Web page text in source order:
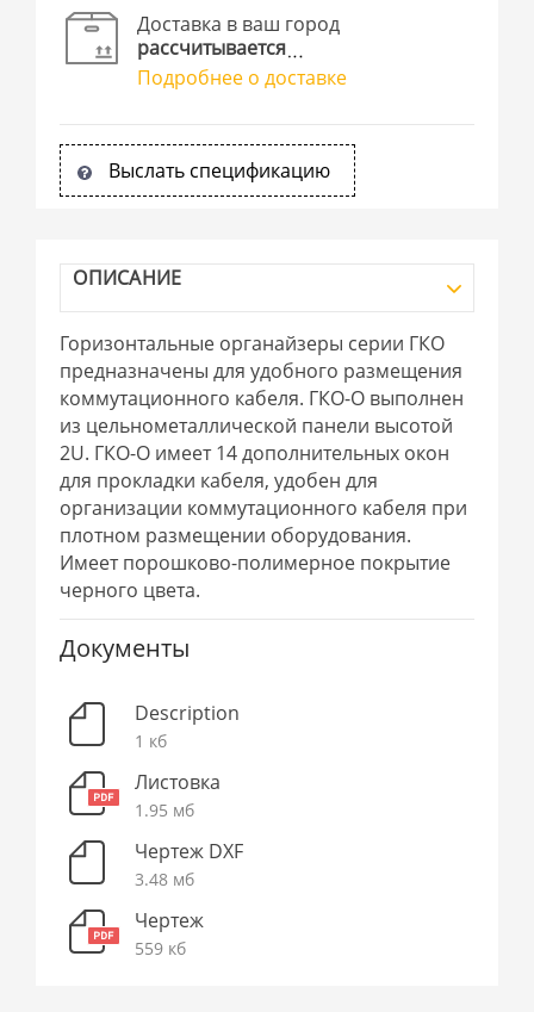
Доставка в ваш город
рассчитывается
Подробнее о доставке
Выслать спецификацию
ОПИСАНИЕ
Горизонтальные органайзеры серии ГКО
предназначены для удобного размещения
коммутационного кабеля. ГКО-О выполнен
из цельнометаллической панели высотой
2U. ГКО-О имеет 14 дополнительных окон
для прокладки кабеля, удобен для
организации коммутационного кабеля при
плотном размещении оборудования.
Имеет порошково-полимерное покрытие
черного цвета.
Документы
Description
1 кб
Листовка
1.95 мб
Чертеж DXF
3.48 мб
Чертеж
559 кб